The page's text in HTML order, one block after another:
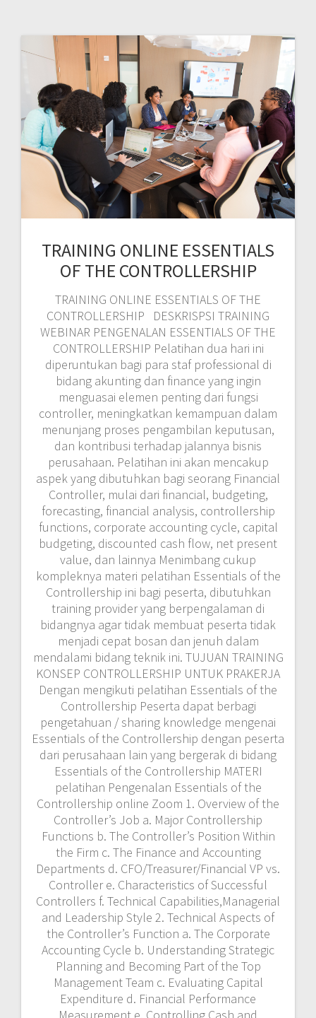
TRAINING ONLINE ESSENTIALS
OF THE CONTROLLERSHIP
TRAINING ONLINE ESSENTIALS OF THE
CONTROLLERSHIP DESKRISPSI TRAINING
WEBINAR PENGENALAN ESSENTIALS OF THE
CONTROLLERSHIP Pelatihan dua hari ini
diperuntukan bagi para staf professional di
bidang akunting dan finance yang ingin
menguasai elemen penting dari fungsi
controller, meningkatkan kemampuan dalam
menunjang proses pengambilan keputusan,
dan kontribusi terhadap jalannya bisnis
perusahaan. Pelatihan ini akan mencakup
aspek yang dibutuhkan bagi seorang Financial
Controller, mulai dari financial, budgeting,
forecasting, financial analysis, controllership
functions, corporate accounting cycle, capital
budgeting, discounted cash flow, net present
value, dan lainnya Menimbang cukup
kompleknya materi pelatihan Essentials of the
Controllership ini bagi peserta, dibutuhkan
training provider yang berpengalaman di
bidangnya agar tidak membuat peserta tidak
menjadi cepat bosan dan jenuh dalam
mendalami bidang teknik ini. TUJUAN TRAINING
KONSEP CONTROLLERSHIP UNTUK PRAKERJA
Dengan mengikuti pelatihan Essentials of the
Controllership Peserta dapat berbagi
pengetahuan / sharing knowledge mengenai
Essentials of the Controllership dengan peserta
dari perusahaan lain yang bergerak di bidang
Essentials of the Controllership MATERI
pelatihan Pengenalan Essentials of the
Controllership online Zoom 1. Overview of the
Controller’s Job a. Major Controllership
Functions b. The Controller’s Position Within
the Firm c. The Finance and Accounting
Departments d. CFO/Treasurer/Financial VP vs.
Controller e. Characteristics of Successful
Controllers f. Technical Capabilities,Managerial
and Leadership Style 2. Technical Aspects of
the Controller’s Function a. The Corporate
Accounting Cycle b. Understanding Strategic
Planning and Becoming Part of the Top
Management Team c. Evaluating Capital
Expenditure d. Financial Performance